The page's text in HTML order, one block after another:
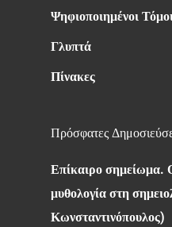
Ψηφιοποιημένοι
Γλυπτά
Πίνακες
Πρόσφατες
Επίκαιρο σημείωμα.
μυθολογία στη
Κωνσταντινόπουλος)